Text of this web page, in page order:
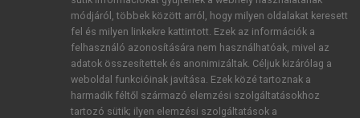
szakszövegíró feladata. Emellett vannak
úgynevezettterminológiai rendszergazdák
(terminológiai ’super user’-ek), akik egy-egy
nagyobb terület terminológiáját átfogják és
koordinálják. Ők szintén szakszövegírók, csak egy
módjáról, többek között arról, hogy milyen oldalakat keresett
fel és milyen linkekre kattintott. Ezek az információk a
felhasználó azonosítására nem használhatóak, mivel az
adatok összesítettek és anonimizáltak. Céljuk kizárólag a
weboldal funkcióinak javítása. Ezek közé tartoznak a
harmadik féltől származó elemzési szolgáltatásokhoz
tartozó sütik; ilyen elemzési szolgáltatások a